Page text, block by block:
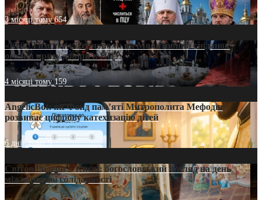
3 місяці тому654
«Кейс Тихона» у Тернополі: як Молитовний сніданок
оголив кризу довіри в ПЦУ
4 місяці тому159
AngelicBot: як Фонд пам’яті Митрополита Мефодія
розвиває цифрову катехизацію дітей
6 днів тому9
Світові лідери в Києві: богословський погляд на день
міжнародної солідарності